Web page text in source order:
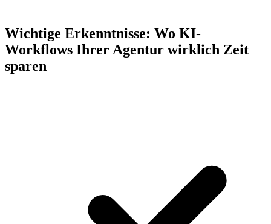
Wichtige Erkenntnisse: Wo KI-
Workflows Ihrer Agentur wirklich Zeit
sparen